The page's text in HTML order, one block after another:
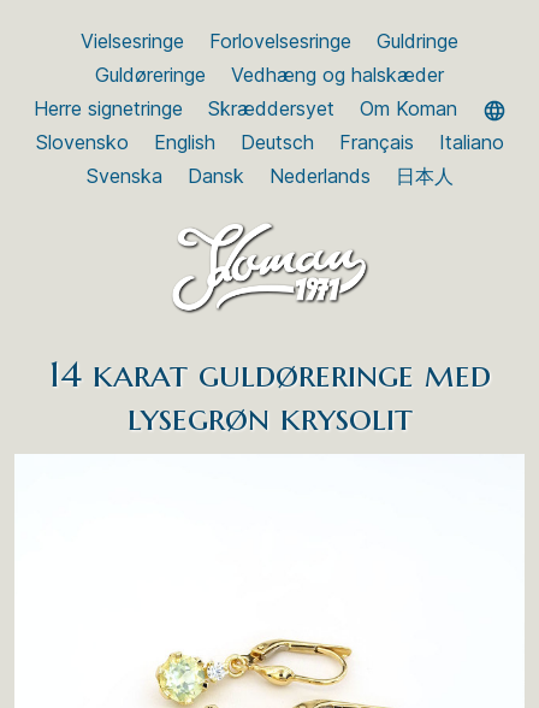
Vielsesringe Forlovelsesringe
Guldringe
Guldøreringe
Vedhæng og halskæder
Herre signetringe
Skræddersyet
Om Koman
Slovensko
English Deutsch Français
Italiano
Svenska
Dansk Nederlands 日本人
14 karat guldøreringe med
lysegrøn krysolit